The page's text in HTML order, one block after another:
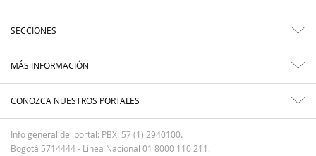
SECCIONES
MÁS INFORMACIÓN
CONOZCA NUESTROS PORTALES
Info general del portal: PBX: 57 (1) 2940100.
Bogotá 5714444 - Línea Nacional 01 8000 110 211.